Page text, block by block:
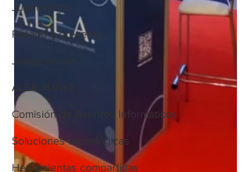
Juego ilegal
Pasado y presente
Juego online
ALEA #LINKS
Comisión de Asuntos Informáticos
Soluciones tecnológicas
Herramientas compartidas